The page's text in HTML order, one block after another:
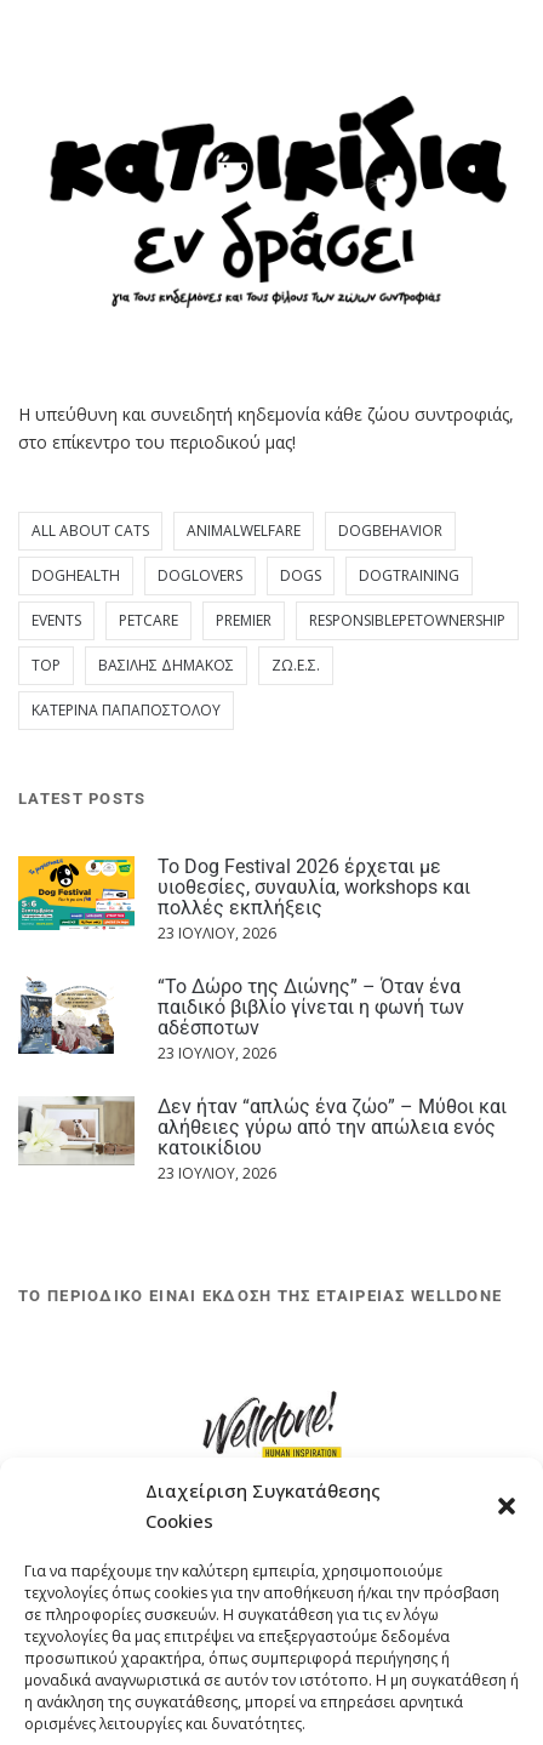
Διαχείριση Συγκατάθεσης
Cookies
Για να παρέχουμε την καλύτερη εμπειρία, χρησιμοποιούμε
τεχνολογίες όπως cookies για την αποθήκευση ή/και την πρόσβαση
σε πληροφορίες συσκευών. Η συγκατάθεση για τις εν λόγω
τεχνολογίες θα μας επιτρέψει να επεξεργαστούμε δεδομένα
προσωπικού χαρακτήρα, όπως συμπεριφορά περιήγησης ή
μοναδικά αναγνωριστικά σε αυτόν τον ιστότοπο. Η μη συγκατάθεση ή
η ανάκληση της συγκατάθεσης, μπορεί να επηρεάσει αρνητικά
ορισμένες λειτουργίες και δυνατότητες.
Η υπεύθυνη και συνειδητή κηδεμονία κάθε ζώου συντροφιάς,
στο επίκεντρο του περιοδικού μας!
ALL ABOUT CATS ANIMALWELFARE DOGBEHAVIOR
DOGHEALTH DOGLOVERS DOGS DOGTRAINING
EVENTS PETCARE PREMIER RESPONSIBLEPETOWNERSHIP
TOP ΒΑΣΊΛΗΣ ΔΗΜΆΚΟΣ ΖΩ.Ε.Σ.
ΚΑΤΕΡΊΝΑ ΠΑΠΑΠΟΣΤΌΛΟΥ
LATEST POSTS
Το Dog Festival 2026 έρχεται με
υιοθεσίες, συναυλία, workshops και
πολλές εκπλήξεις
23 ΙΟΥΛΊΟΥ, 2026
“Το Δώρο της Διώνης” – Όταν ένα
παιδικό βιβλίο γίνεται η φωνή των
αδέσποτων
23 ΙΟΥΛΊΟΥ, 2026
Δεν ήταν “απλώς ένα ζώο” – Μύθοι και
αλήθειες γύρω από την απώλεια ενός
κατοικίδιου
23 ΙΟΥΛΊΟΥ, 2026
ΤΟ ΠΕΡΙΟΔΙΚΟ ΕΙΝΑΙ ΕΚΔΟΣΗ ΤΗΣ ΕΤΑΙΡΕΙΑΣ WELLDONE
ΤΗΛΕΦΩΝΟ: +30 211 4021758
EMAIL:info@welldone.com.gr